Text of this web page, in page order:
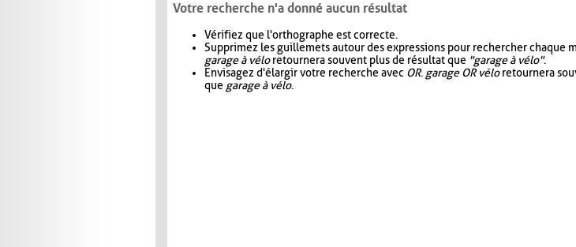
Votre recherche n'a donné aucun résultat
Vérifiez que l'orthographe est correcte.
Supprimez les guillemets autour des expressions pour rechercher chaque
garage à véloretournera souvent plus de résultat que "garage à vélo".
Envisagez d'élargir votre recherche avec OR. garage OR véloretournera
que garage à vélo.